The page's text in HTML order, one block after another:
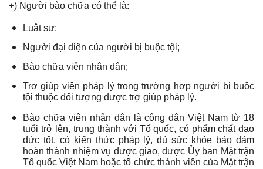
+) Người bào chữa có thể là:
Luật sư;
Người đại diện của người bị buộc tội;
Bào chữa viên nhân dân;
Trợ giúp viên pháp lý trong trường hợp người bị buộc
tội thuộc đối tượng được trợ giúp pháp lý.
Bào chữa viên nhân dân là công dân Việt Nam từ 18
tuổi trở lên, trung thành với Tổ quốc, có phẩm chất đạo
đức tốt, có kiến thức pháp lý, đủ sức khỏe bảo đảm
hoàn thành nhiệm vụ được giao, được Ủy ban Mặt trận
Tổ quốc Việt Nam hoặc tổ chức thành viên của Mặt trận